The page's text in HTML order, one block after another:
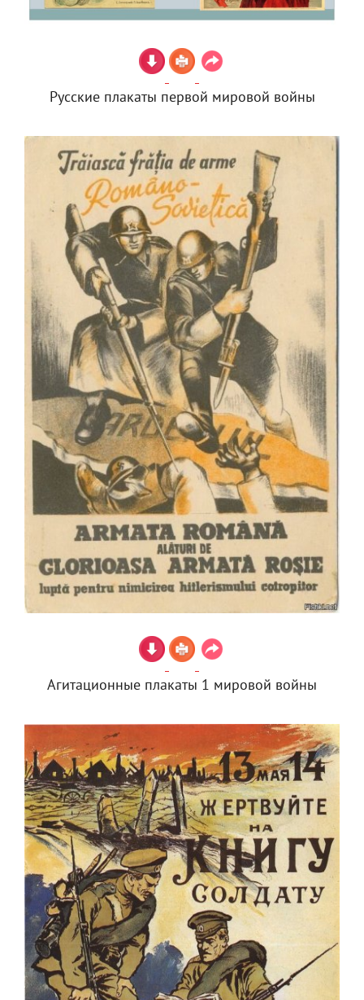
Русские плакаты первой мировой войны
Агитационные плакаты 1 мировой войны